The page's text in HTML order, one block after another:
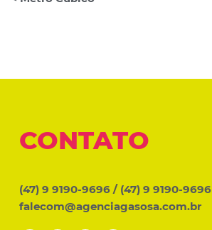
CONTATO
(47) 9 9190-9696/ (47) 9 9190-9696
falecom@agenciagasosa.com.br